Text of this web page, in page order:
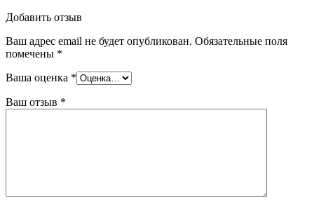
Добавить отзыв
Ваш адрес email не будет опубликован. Обязательные поля
помечены *
Ваша оценка *
Ваш отзыв *